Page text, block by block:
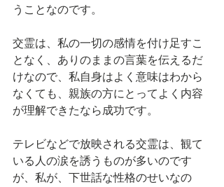
うことなのです。
交霊は、私の一切の感情を付け足すこ
となく、ありのままの言葉を伝えるだ
けなので、私自身はよく意味はわから
なくても、親族の方にとってよく内容
が理解できたなら成功です。
テレビなどで放映される交霊は、観て
いる人の涙を誘うものが多いのです
が、私が、下世話な性格のせいなの